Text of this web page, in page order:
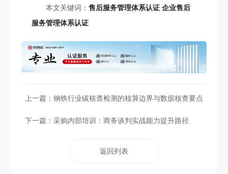
本文关键词：售后服务管理体系认证 企业售后
服务管理体系认证
上一篇： 钢铁行业碳核查检测的核算边界与数据核查要点
下一篇： 采购内部培训：商务谈判实战能力提升路径
返回列表